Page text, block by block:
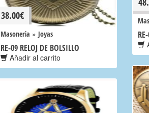
38.00€
Masoneria » Joyas
RE-09 RELOJ DE BOLSILLO
Añadir al carrito